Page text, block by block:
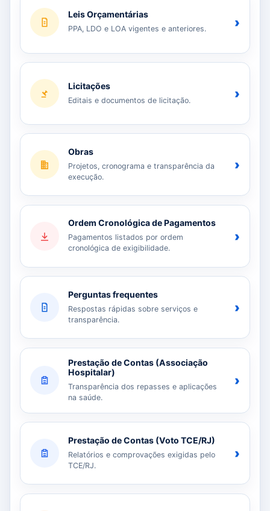
Leis Orçamentárias
PPA, LDO e LOA vigentes e anteriores. ›
Licitações
Editais e documentos de licitação. ›
Obras
Projetos, cronograma e transparência da
execução.
›
Ordem Cronológica de Pagamentos
Pagamentos listados por ordem
cronológica de exigibilidade.
›
Perguntas frequentes
Respostas rápidas sobre serviços e
transparência.
›
Prestação de Contas (Associação
Hospitalar)
Transparência dos repasses e aplicações
na saúde.
›
Prestação de Contas (Voto TCE/RJ)
Relatórios e comprovações exigidas pelo
TCE/RJ.
›